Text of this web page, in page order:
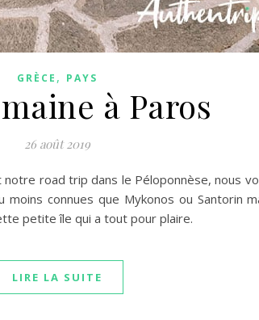
GRÈCE , PAYS
à Paros
26 août 2019
road trip dans le Péloponnèse, nous
moins connues que Mykonos ou Santorin
petite île qui a tout pour plaire.
LIRE LA SUITE